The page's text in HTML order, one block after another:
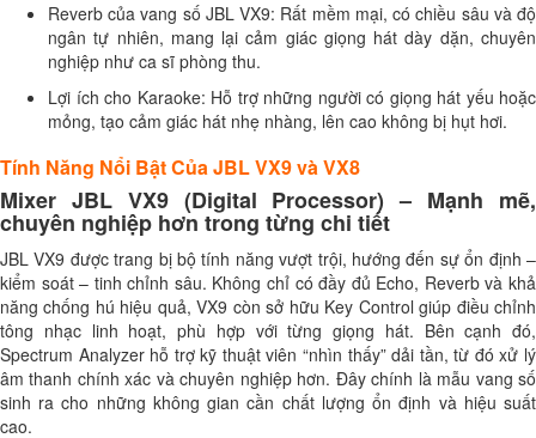
Reverb của vang số JBL VX9: Rất mềm mại, có chiều sâu và độ
ngân tự nhiên, mang lại cảm giác giọng hát dày dặn, chuyên
nghiệp như ca sĩ phòng thu.
Lợi ích cho Karaoke: Hỗ trợ những người có giọng hát yếu hoặc
mỏng, tạo cảm giác hát nhẹ nhàng, lên cao không bị hụt hơi.
Tính Năng Nổi Bật Của JBL VX9 và VX8
Mixer JBL VX9 (Digital Processor) – Mạnh mẽ,
chuyên nghiệp hơn trong từng chi tiết
JBL VX9 được trang bị bộ tính năng vượt trội, hướng đến sự ổn định –
kiểm soát – tinh chỉnh sâu. Không chỉ có đầy đủ Echo, Reverb và khả
năng chống hú hiệu quả, VX9 còn sở hữu Key Control giúp điều chỉnh
tông nhạc linh hoạt, phù hợp với từng giọng hát. Bên cạnh đó,
Spectrum Analyzer hỗ trợ kỹ thuật viên “nhìn thấy” dải tần, từ đó xử lý
âm thanh chính xác và chuyên nghiệp hơn. Đây chính là mẫu vang số
sinh ra cho những không gian cần chất lượng ổn định và hiệu suất
cao.